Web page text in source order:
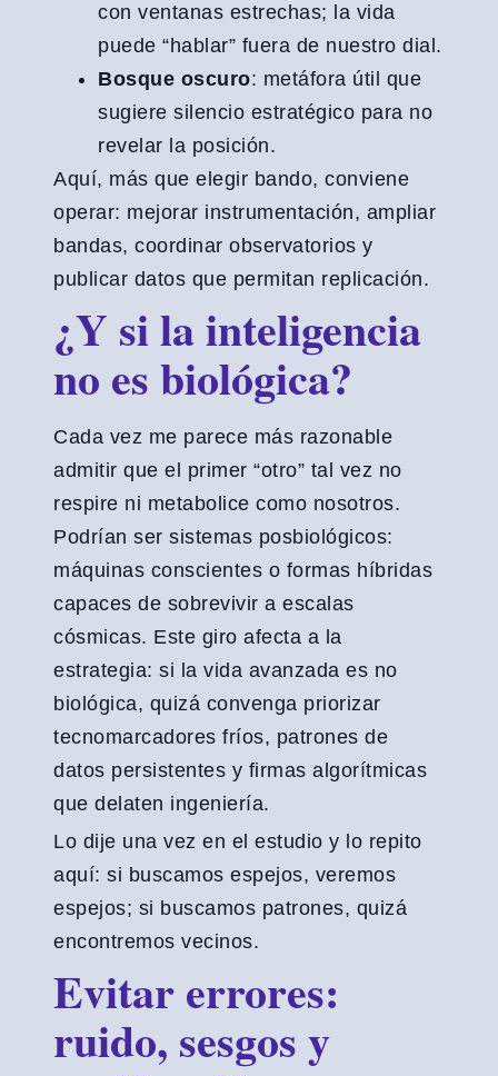
con ventanas estrechas; la vida
puede “hablar” fuera de nuestro dial.
Bosque oscuro: metáfora útil que
sugiere silencio estratégico para no
revelar la posición.
Aquí, más que elegir bando, conviene
operar: mejorar instrumentación, ampliar
bandas, coordinar observatorios y
publicar datos que permitan replicación.
¿Y si la inteligencia
no es biológica?
Cada vez me parece más razonable
admitir que el primer “otro” tal vez no
respire ni metabolice como nosotros.
Podrían ser sistemas posbiológicos:
máquinas conscientes o formas híbridas
capaces de sobrevivir a escalas
cósmicas. Este giro afecta a la
estrategia: si la vida avanzada es no
biológica, quizá convenga priorizar
tecnomarcadores fríos, patrones de
datos persistentes y firmas algorítmicas
que delaten ingeniería.
Lo dije una vez en el estudio y lo repito
aquí: si buscamos espejos, veremos
espejos; si buscamos patrones, quizá
encontremos vecinos.
Evitar errores:
ruido, sesgos y